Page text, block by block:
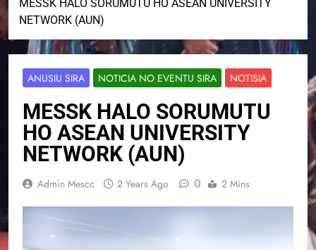
MESSK HALO SORUMUTU HO ASEAN UNIVERSITY
NETWORK (AUN)
ANUSIU SIRA NOTICIA NO EVENTU SIRA NOTISIA
MESSK HALO SORUMUTU
HO ASEAN UNIVERSITY
NETWORK (AUN)
Admin Mescc 2 Years Ago 0 2 Mins